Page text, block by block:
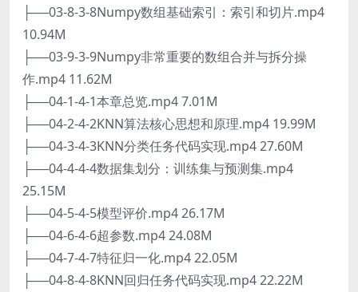
├──03-8-3-8Numpy数组基础索引：索引和切片.mp4
10.94M
├──03-9-3-9Numpy非常重要的数组合并与拆分操
作.mp4 11.62M
├──04-1-4-1本章总览.mp4 7.01M
├──04-2-4-2KNN算法核心思想和原理.mp4 19.99M
├──04-3-4-3KNN分类任务代码实现.mp4 27.60M
├──04-4-4-4数据集划分：训练集与预测集.mp4
25.15M
├──04-5-4-5模型评价.mp4 26.17M
├──04-6-4-6超参数.mp4 24.08M
├──04-7-4-7特征归一化.mp4 22.05M
├──04-8-4-8KNN回归任务代码实现.mp4 22.22M